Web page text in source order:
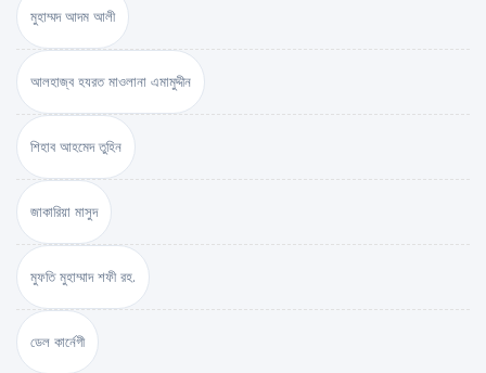
মুহাম্মদ আদম আলী
আলহাজ্ব হযরত মাওলানা এমামুদ্দীন
শিহাব আহমেদ তুহিন
জাকারিয়া মাসুদ
মুফতি মুহাম্মাদ শফী রহ.
ডেল কার্নেগী